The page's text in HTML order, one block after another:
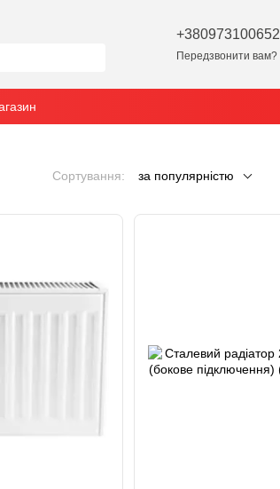
+380973100652
Передзвонити вам?
Сортування: за популярністю